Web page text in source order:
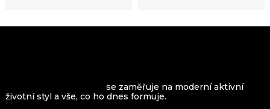
se zaměřuje na moderní aktivní
životní styl a vše, co ho dnes formuje.